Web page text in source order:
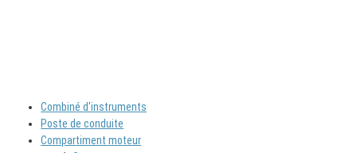
Combiné d'instruments
Poste de conduite
Compartiment moteur